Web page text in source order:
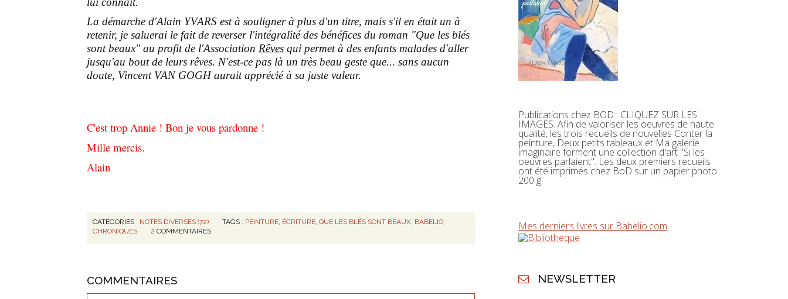
La démarche d'Alain YVARS est à souligner à plus d'un titre, mais s'il en était un à
retenir, je saluerai le fait de reverser l'intégralité des bénéfices du roman "Que les blés
sont beaux" au profit de l'Association Rêves qui permet à des enfants malades d'aller
jusqu'au bout de leurs rêves. N'est-ce pas là un très beau geste que... sans aucun
doute, Vincent VAN GOGH aurait apprécié à sa juste valeur.
C'est trop Annie ! Bon je vous pardonne !
Mille mercis.
Alain
CATÉGORIES : NOTES DIVERSES (72) TAGS : PEINTURE, ÉCRITURE, QUE LES BLÉS SONT BEAUX, BABELIO,
CHRONIQUES
2 COMMENTAIRES
COMMENTAIRES
Publications chez BOD : CLIQUEZ SUR LES
IMAGES. Afin de valoriser les oeuvres de haute
qualité, les trois recueils de nouvelles Conter la
peinture, Deux petits tableaux et Ma galerie
imaginaire forment une collection d'art "Si les
oeuvres parlaient". Les deux premiers recueils
ont été imprimés chez BoD sur un papier photo
200 g.
Mes derniers livres sur Babelio.com
NEWSLETTER